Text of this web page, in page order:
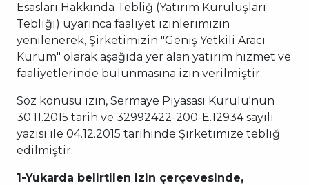
Esasları Hakkında Tebliğ (Yatırım Kuruluşları
Tebliği) uyarınca faaliyet izinlerimizin
yenilenerek, Şirketimizin "Geniş Yetkili Aracı
Kurum" olarak aşağıda yer alan yatırım hizmet ve
faaliyetlerinde bulunmasına izin verilmiştir.
Söz konusu izin, Sermaye Piyasası Kurulu'nun
30.11.2015 tarih ve 32992422-200-E.12934 sayılı
yazısı ile 04.12.2015 tarihinde Şirketimize tebliğ
edilmiştir.
1-Yukarda belirtilen izin çerçevesinde,